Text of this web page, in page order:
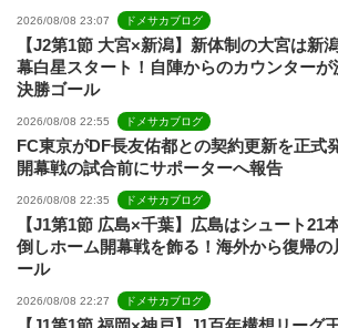
2026/08/08 23:07 ドメサカブログ
【J2第1節 大宮×新潟】新体制の大宮は新
幕白星スタート！自陣からのカウンター
決勝ゴール
2026/08/08 22:55 ドメサカブログ
FC東京がDF長友佑都との契約更新を正
開幕戦の試合前にサポーターへ報告
2026/08/08 22:35 ドメサカブログ
【J1第1節 広島×千葉】広島はシュート21
倒しホーム開幕戦を飾る！海外から復帰
ール
2026/08/08 22:27 ドメサカブログ